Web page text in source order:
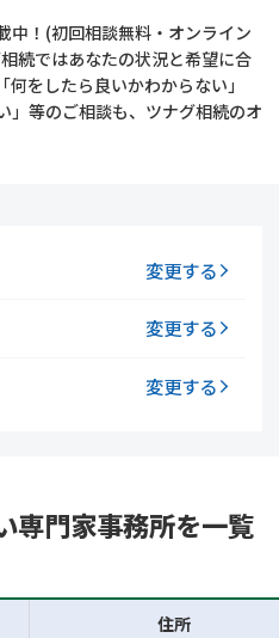
相続登記
遺留分侵害額請求
コラム
相続手続き
中！(初回相談無料・オンライン
続ではあなたの状況と希望に合
をしたら良いかわからない」
」等のご相談も、ツナグ相続のオ
変更する
変更する
変更する
専門家事務所を一覧
住所